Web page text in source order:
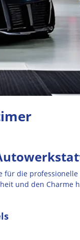
die
und den Charme